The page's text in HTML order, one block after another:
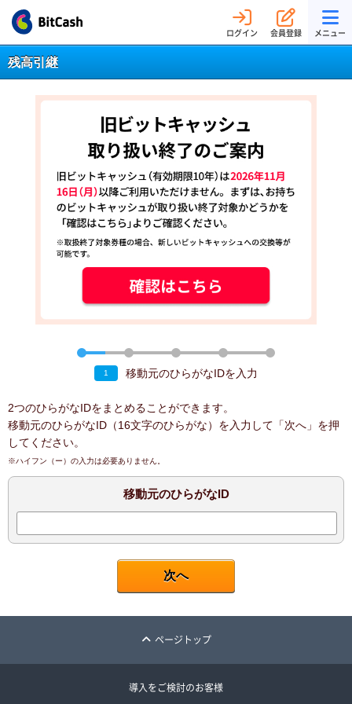
ログイン 会員登録 メニュー
残高引継
1 移動元のひらがなIDを入力
2つのひらがなIDをまとめることができます。
移動元のひらがなID（16文字のひらがな）を入力して「次へ」を押
してください。
※ハイフン（ー）の入力は必要ありません。
移動元のひらがなID
ページトップ
導入をご検討のお客様